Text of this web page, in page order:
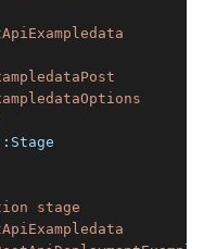
stage